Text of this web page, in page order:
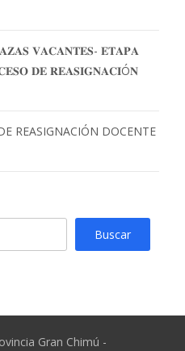
𝐕𝐀𝐂𝐀𝐍𝐓𝐄𝐒- 𝐄𝐓𝐀𝐏𝐀
𝐃𝐄 𝐑𝐄𝐀𝐒𝐈𝐆𝐍𝐀𝐂𝐈Ó𝐍
REASIGNACIÓN DOCENTE
Buscar
Gran Chimú -